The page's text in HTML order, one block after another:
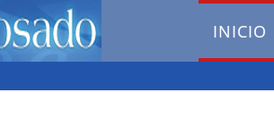
INICIO